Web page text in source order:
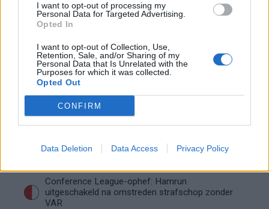
I want to opt-out of processing my
Personal Data for Targeted Advertising.
Opted In
I want to opt-out of Collection, Use,
Retention, Sale, and/or Sharing of my
Personal Data that Is Unrelated with the
Purposes for which it was collected.
Opted Out
CONFIRM
Data Deletion Data Access Privacy Policy
Been blikt terug op historische afstraffing: "Die
schaamte voel ik nog altijd"
Calvin Stengs opnieuw vader: bijzonder nieuws in
onzekere transferzomer
Zoë Livay raakt draad kwijt tijdens open dag
Feyenoord na storing met autocue
League? PSV en Feyenoord weten dan hun
Conference League-ophef: Hamrun
uitgeschakeld na omstreden strafschop zonder
VAR